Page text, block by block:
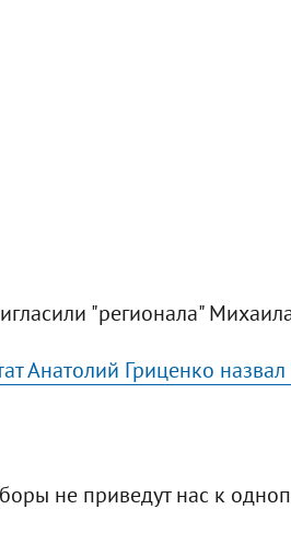
"регионала"
Анатолий Гриценко
не приведут нас к